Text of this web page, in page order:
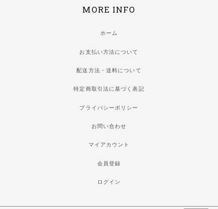
MORE INFO
ホーム
お支払い方法について
配送方法・送料について
特定商取引法に基づく表記
プライバシーポリシー
お問い合わせ
マイアカウント
会員登録
ログイン